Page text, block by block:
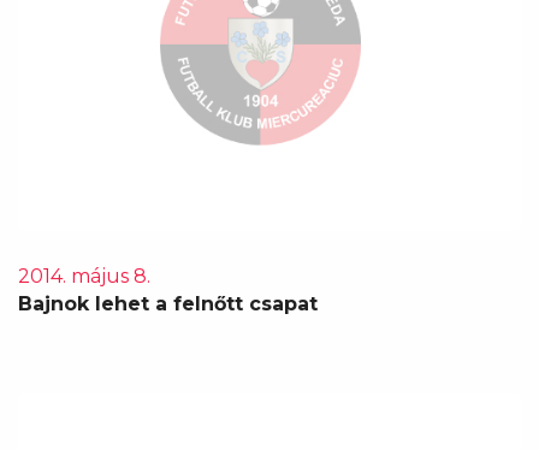
2014. május 8.
Bajnok lehet a felnőtt csapat